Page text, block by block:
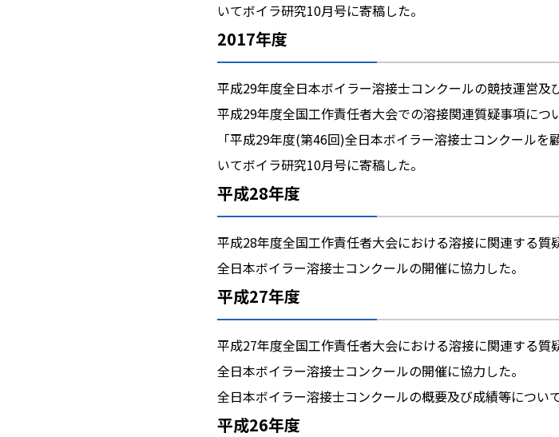
いてボイラ研究10月号に寄稿した。
2017年度
平成29年度全日本ボイラー溶接士コンクールの競技運営及
平成29年度全国工作責任者大会での溶接関連質疑事項につ
「平成29年度(第46回)全日本ボイラー溶接士コンクール
いてボイラ研究10月号に寄稿した。
平成28年度
平成28年度全国工作責任者大会における溶接に関連する質
全日本ボイラー溶接士コンクールの開催に協力した。
平成27年度
平成27年度全国工作責任者大会における溶接に関連する質
全日本ボイラー溶接士コンクールの開催に協力した。
全日本ボイラー溶接士コンクールの概要及び成績等につい
平成26年度